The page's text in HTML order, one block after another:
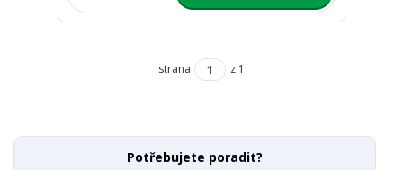
strana z 1
Potřebujete poradit?